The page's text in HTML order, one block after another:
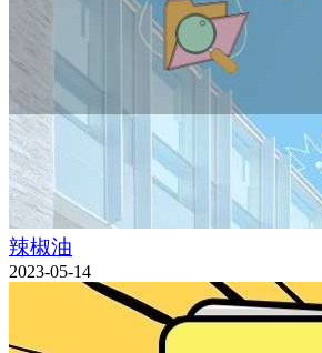
辣椒油
2023-05-14